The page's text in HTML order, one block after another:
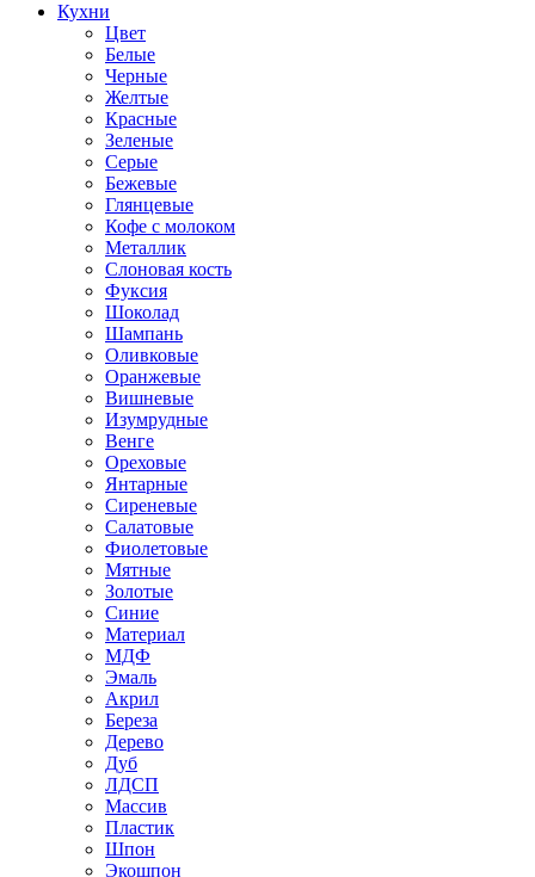
Кухни
Цвет
Белые
Черные
Желтые
Красные
Зеленые
Серые
Бежевые
Глянцевые
Кофе с молоком
Металлик
Слоновая кость
Фуксия
Шоколад
Шампань
Оливковые
Оранжевые
Вишневые
Изумрудные
Венге
Ореховые
Янтарные
Сиреневые
Салатовые
Фиолетовые
Мятные
Золотые
Синие
Материал
МДФ
Эмаль
Акрил
Береза
Дерево
Дуб
ЛДСП
Массив
Пластик
Шпон
Экошпон